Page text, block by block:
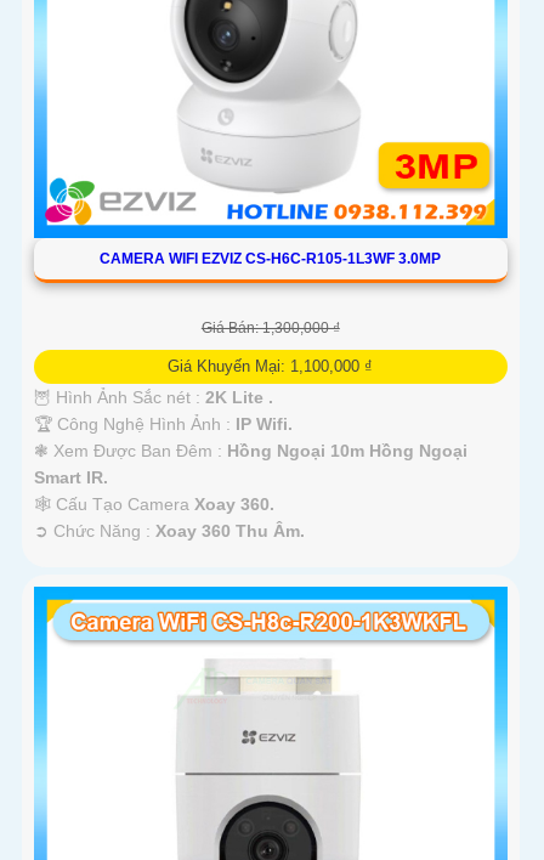
CAMERA WIFI EZVIZ CS-H6C-R105-1L3WF 3.0MP
Giá Bán: 1,300,000 ₫
Giá Khuyến Mại: 1,100,000 ₫
🦉 Hình Ảnh Sắc nét : 2K Lite .
🏆 Công Nghệ Hình Ảnh : IP Wifi.
❃ Xem Được Ban Đêm : Hồng Ngoại 10m Hồng Ngoại
Smart IR.
🕸️ Cấu Tạo Camera Xoay 360.
️➲ Chức Năng : Xoay 360 Thu Âm.